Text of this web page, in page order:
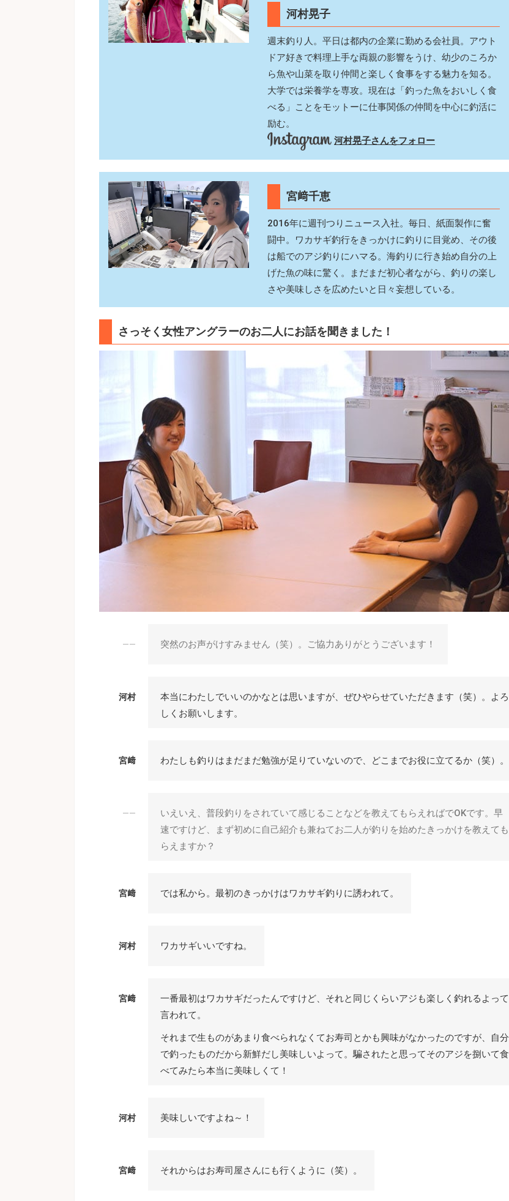
河村晃子
週末釣り人。平日は都内の企業に勤める会社員。アウト
ドア好きで料理上手な両親の影響をうけ、幼少のころか
ら魚や山菜を取り仲間と楽しく食事をする魅力を知る。
大学では栄養学を専攻。現在は「釣った魚をおいしく食
べる」ことをモットーに仕事関係の仲間を中心に釣活に
励む。
河村晃子さんをフォロー
宮﨑千恵
2016年に週刊つりニュース入社。毎日、紙面製作に奮
闘中。ワカサギ釣行をきっかけに釣りに目覚め、その後
は船でのアジ釣りにハマる。海釣りに行き始め自分の上
げた魚の味に驚く。まだまだ初心者ながら、釣りの楽し
さや美味しさを広めたいと日々妄想している。
さっそく女性アングラーのお二人にお話を聞きました！
―― 突然のお声がけすみません（笑）。ご協力ありがとうございます！
河村
本当にわたしでいいのかなとは思いますが、ぜひやらせていただきます（笑）。よろ
しくお願いします。
宮﨑 わたしも釣りはまだまだ勉強が足りていないので、どこまでお役に立てるか（笑）。
――
いえいえ、普段釣りをされていて感じることなどを教えてもらえればでOKです。早
速ですけど、まず初めに自己紹介も兼ねてお二人が釣りを始めたきっかけを教えても
らえますか？
宮﨑 では私から。最初のきっかけはワカサギ釣りに誘われて。
河村 ワカサギいいですね。
宮﨑
一番最初はワカサギだったんですけど、それと同じくらいアジも楽しく釣れるよって
言われて。
それまで生ものがあまり食べられなくてお寿司とかも興味がなかったのですが、自分
で釣ったものだから新鮮だし美味しいよって。騙されたと思ってそのアジを捌いて食
べてみたら本当に美味しくて！
河村 美味しいですよね～！
宮﨑 それからはお寿司屋さんにも行くように（笑）。